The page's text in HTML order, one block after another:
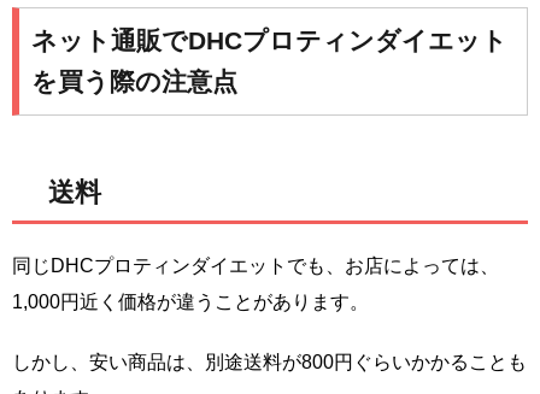
ネット通販でDHCプロティンダイエット
を買う際の注意点
送料
同じDHCプロティンダイエットでも、お店によっては、
1,000円近く価格が違うことがあります。
しかし、安い商品は、別途送料が800円ぐらいかかることも